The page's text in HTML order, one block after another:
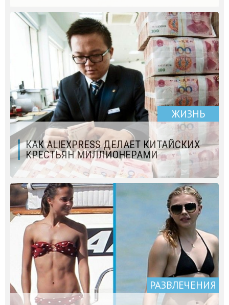
ЖИЗНЬ
КАК ALIEXPRESS ДЕЛАЕТ КИТАЙСКИХ
КРЕСТЬЯН МИЛЛИОНЕРАМИ
РАЗВЛЕЧЕНИЯ